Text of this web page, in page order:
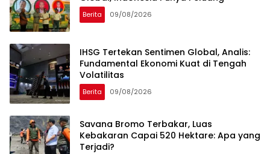
Berita 09/08/2026
IHSG Tertekan Sentimen Global, Analis:
Fundamental Ekonomi Kuat di Tengah
Volatilitas
Berita 09/08/2026
Savana Bromo Terbakar, Luas
Kebakaran Capai 520 Hektare: Apa yang
Terjadi?